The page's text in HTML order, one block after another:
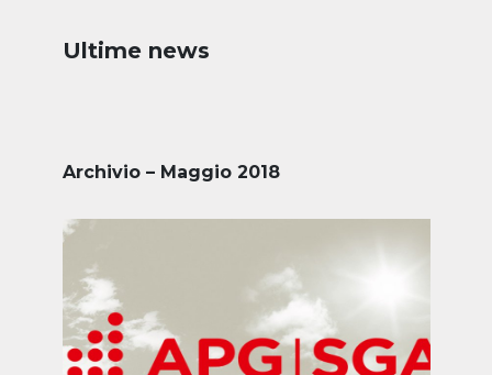
Ultime news
Archivio – Maggio 2018